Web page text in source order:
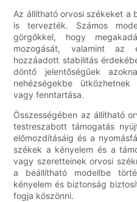
Az állítható orvosi székeket a
is tervezték. Számos
görgőkkel, hogy
mozogását, valamint az
hozzáadott stabilitás
döntő jelentőségűek
nehézségekbe
vagy fenntartása.
Összességében az állítható
testreszabott támogatás
előmozdításáig és a
székek a kényelem és a
vagy szeretteinek orvosi
a beállítható modellbe
kényelem és biztonság
fogja köszönni.